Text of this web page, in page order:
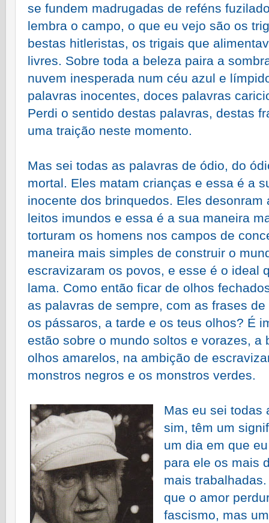
se fundem madrugadas de reféns
lembra o campo, o que eu vejo são os
bestas hitleristas, os trigais que
livres. Sobre toda a beleza paira a
nuvem inesperada num céu azul e
palavras inocentes, doces palavras
Perdi o sentido destas palavras, destas
uma traição neste momento.
Mas sei todas as palavras de ódio, do
mortal. Eles matam crianças e essa é a
inocente dos brinquedos. Eles
leitos imundos e essa é a sua maneira
torturam os homens nos campos de
maneira mais simples de construir o
escravizaram os povos, e esse é o ideal
lama. Como então ficar de olhos
as palavras de sempre, com as frases
os pássaros, a tarde e os teus olhos? É
estão sobre o mundo soltos e vorazes, a
olhos amarelos, na ambição de
monstros negros e os monstros verdes.
Mas eu sei todas
sim, têm um
um dia em que
para ele os mais
mais
que o amor
fascismo, mas